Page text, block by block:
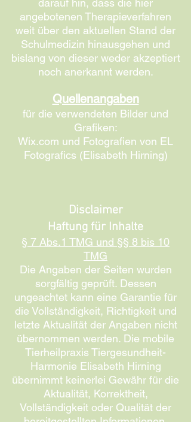
darauf hin, dass die hier
angebotenen Therapieverfahren
weit über den aktuellen Stand der
Schulmedizin hinausgehen und
bislang von dieser weder akzeptiert
noch anerkannt werden.
Quellenangaben
für die verwendeten Bilder und
Grafiken:
Wix.com und Fotografien von EL
Fotografics (Elisabeth Hirning)
Disclaimer
Haftung für Inhalte
§ 7 Abs.1 TMG und §§ 8 bis 10
TMG
Die Angaben der Seiten wurden
sorgfältig geprüft. Dessen
ungeachtet kann eine Garantie für
die Vollständigkeit, Richtigkeit und
letzte Aktualität der Angaben nicht
übernommen werden. Die mobile
Tierheilpraxis Tiergesundheit-
Harmonie Elisabeth Hirning
übernimmt keinerlei Gewähr für die
Aktualität, Korrektheit,
Vollständigkeit oder Qualität der